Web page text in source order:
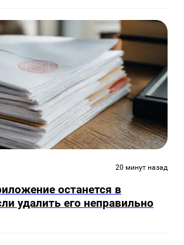
20 минут назад
останется в
удалить его неправильно